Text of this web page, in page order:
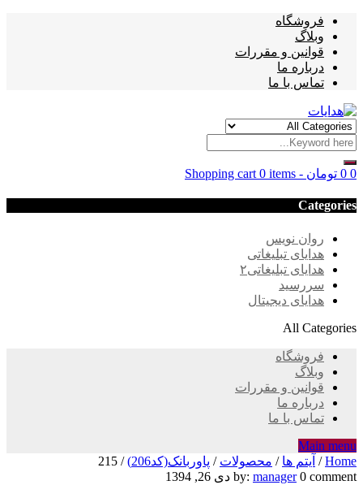
فروشگاه
وبلاگ
قوانین و مقررات
درباره ما
تماس با ما
Shopping cart 0 items - 0 تومان 0
Categories
روان نویس
هدایای تبلیغاتی
هدایای تبلیغاتی۲
سررسید
هدایای دیجیتال
All Categories
فروشگاه
وبلاگ
قوانین و مقررات
درباره ما
تماس با ما
Main menu
Home
/ آیتم ها / محصولات / پاوربانک(کد206) /
215
215
by: manager 0 comment دی 26, 1394